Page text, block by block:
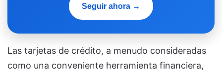
Seguir ahora →
Las tarjetas de crédito, a menudo consideradas
como una conveniente herramienta financiera,